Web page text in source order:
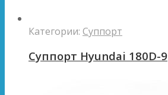
Категории: Суппорт
Суппорт Hyundai 180D-9